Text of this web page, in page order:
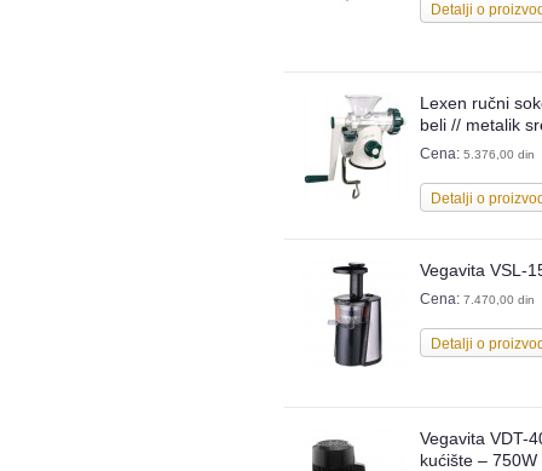
Detalji o
Lexen ručni
beli // metalik
Cena: 5.376,00 din
Detalji o
Vegavita VSL-
Cena: 7.470,00 din
Detalji o
Vegavita VDT-
kućište – 750W